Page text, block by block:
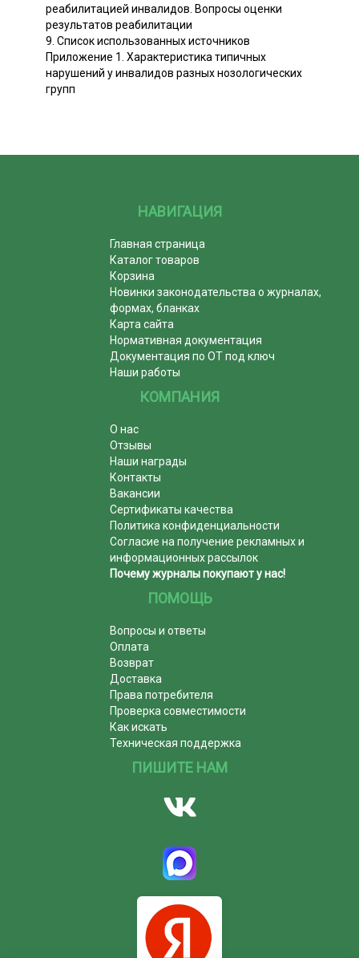
реабилитацией инвалидов. Вопросы оценки
результатов реабилитации
9. Список использованных источников
Приложение 1. Характеристика типичных
нарушений у инвалидов разных нозологических
групп
НАВИГАЦИЯ
Главная страница
Каталог товаров
Корзина
Новинки законодательства о журналах,
формах, бланках
Карта сайта
Нормативная документация
Документация по ОТ под ключ
Наши работы
КОМПАНИЯ
О нас
Отзывы
Наши награды
Контакты
Вакансии
Сертификаты качества
Политика конфиденциальности
Согласие на получение рекламных и
информационных рассылок
Почему журналы покупают у нас!
ПОМОЩЬ
Вопросы и ответы
Оплата
Возврат
Доставка
Права потребителя
Проверка совместимости
Как искать
Техническая поддержка
ПИШИТЕ НАМ